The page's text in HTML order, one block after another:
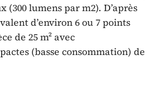
(300 lumens par m2). D’après
d’environ 6 ou 7 points
de 25 m² avec
(basse consommation) de